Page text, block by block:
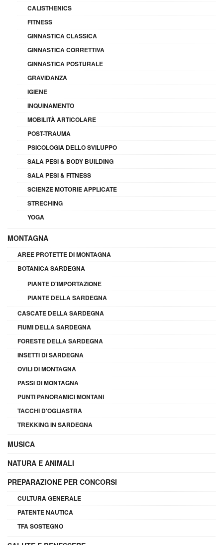
CALISTHENICS
FITNESS
GINNASTICA CLASSICA
GINNASTICA CORRETTIVA
GINNASTICA POSTURALE
GRAVIDANZA
IGIENE
INQUINAMENTO
MOBILITÀ ARTICOLARE
POST-TRAUMA
PSICOLOGIA DELLO SVILUPPO
SALA PESI & BODY BUILDING
SALA PESI & FITNESS
SCIENZE MOTORIE APPLICATE
STRECHING
YOGA
MONTAGNA
AREE PROTETTE DI MONTAGNA
BOTANICA SARDEGNA
PIANTE D'IMPORTAZIONE
PIANTE DELLA SARDEGNA
CASCATE DELLA SARDEGNA
FIUMI DELLA SARDEGNA
FORESTE DELLA SARDEGNA
INSETTI DI SARDEGNA
OVILI DI MONTAGNA
PASSI DI MONTAGNA
PUNTI PANORAMICI MONTANI
TACCHI D'OGLIASTRA
TREKKING IN SARDEGNA
MUSICA
NATURA E ANIMALI
PREPARAZIONE PER CONCORSI
CULTURA GENERALE
PATENTE NAUTICA
TFA SOSTEGNO